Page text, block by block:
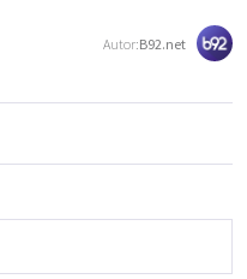
Autor:B92.net